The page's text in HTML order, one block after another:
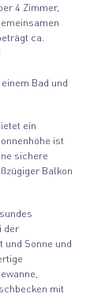
4 Zimmer,
ca.
Bad und
ein
ist
sichere
Balkon
der
und Sonne und
mit